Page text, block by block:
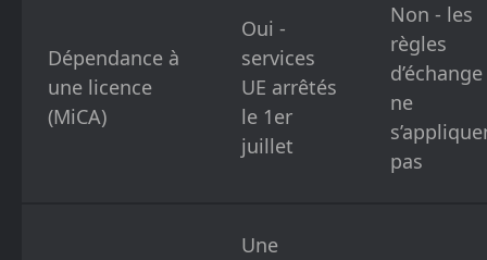
Dépendance à
une licence
(MiCA)
Oui -
services
UE arrêtés
le 1er
juillet
Non - les
règles
d’échange
ne
pas
Une